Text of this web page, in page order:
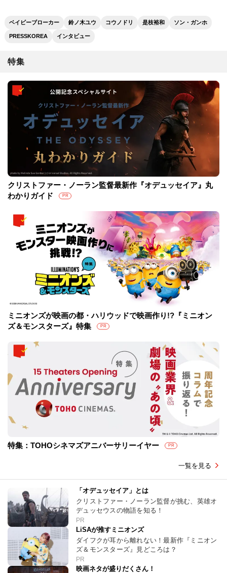
ベイビーブローカー 鈴ノ木ユウ コウノドリ 是枝裕和 ソン・ガンホ
PRESSKOREA インタビュー
特集
クリストファー・ノーラン監督最新作『オデュッセイア』丸
わかりガイド
PR
ミニオンズが映画の都・ハリウッドで映画作り!?『ミニオン
ズ＆モンスターズ』特集
PR
特集：TOHOシネマズアニバーサリーイヤー PR
一覧を見る
「オデュッセイア」とは
クリストファー・ノーラン監督が挑む、英雄オ
デュッセウスの物語を知る！
PR
LiSAが推すミニオンズ
ダイフクが耳から離れない！最新作『ミニオン
ズ＆モンスターズ』見どころは？
PR
映画ネタが盛りだくさん！